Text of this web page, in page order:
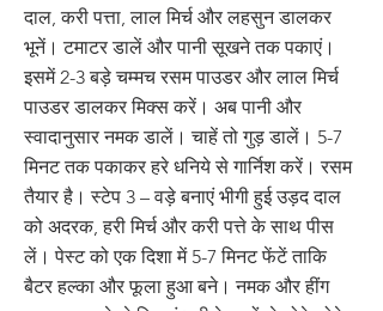
दाल, करी पत्ता, लाल मिर्च और लहसुन डालकर
भूनें। टमाटर डालें और पानी सूखने तक पकाएं।
इसमें 2-3 बड़े चम्मच रसम पाउडर और लाल मिर्च
पाउडर डालकर मिक्स करें। अब पानी और
स्वादानुसार नमक डालें। चाहें तो गुड़ डालें। 5-7
मिनट तक पकाकर हरे धनिये से गार्निश करें। रसम
तैयार है। स्टेप 3 – वड़े बनाएं भीगी हुई उड़द दाल
को अदरक, हरी मिर्च और करी पत्ते के साथ पीस
लें। पेस्ट को एक दिशा में 5-7 मिनट फेंटें ताकि
बैटर हल्का और फूला हुआ बने। नमक और हींग